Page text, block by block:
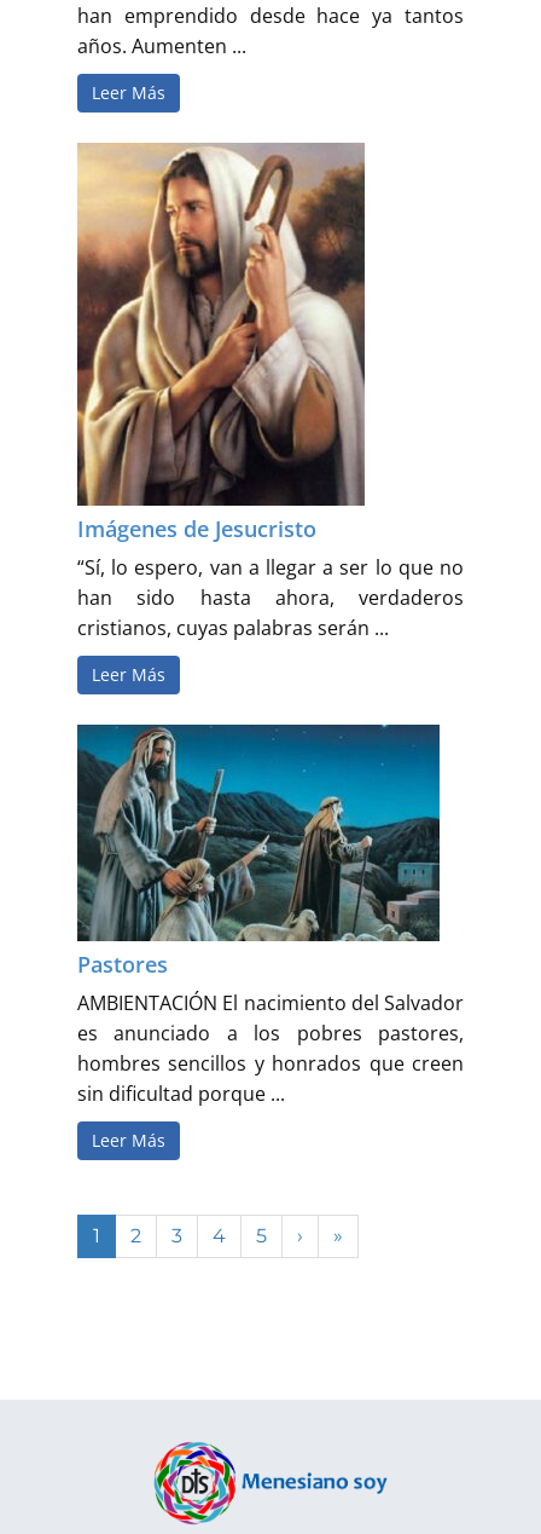
han emprendido desde hace ya tantos
años. Aumenten ...
Leer Más
Imágenes de Jesucristo
“Sí, lo espero, van a llegar a ser lo que no
han sido hasta ahora, verdaderos
cristianos, cuyas palabras serán ...
Leer Más
Pastores
AMBIENTACIÓN El nacimiento del Salvador
es anunciado a los pobres pastores,
hombres sencillos y honrados que creen
sin dificultad porque ...
Leer Más
1 2 3 4 5 › »